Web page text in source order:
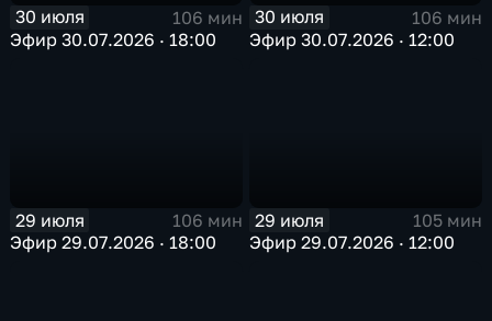
30 июля
106 мин
Эфир 30.07.2026 · 18:00
30 июля
106 мин
Эфир 30.07.2026 · 12:00
29 июля
106 мин
Эфир 29.07.2026 · 18:00
29 июля
105 мин
Эфир 29.07.2026 · 12:00